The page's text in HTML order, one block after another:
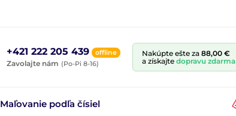
+421 222 205 439 offline
Zavolajte nám (Po-Pi 8-16)
Nakúpte ešte za 88,00 €
a získajte dopravu zdarma
Maľovanie podľa čísiel